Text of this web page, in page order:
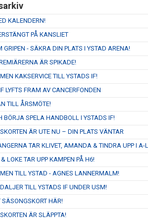
KALENDERN!
PÅ KANSLIET
GRIPEN - SÄKRA DIN PLATS I YSTAD ARENA!
ÄR SPIKADE!
KAKSERVICE TILL YSTADS IF!
LYFTS FRAM AV CANCERFONDEN
TILL ÅRSMÖTE!
BÖRJA SPELA HANDBOLL I YSTADS IF!
ÄR UTE NU – DIN PLATS VÄNTAR
TAR KLIVET, AMANDA & TINDRA UPP I A-
LOKE TAR UPP KAMPEN PÅ H6!
TILL YSTAD - AGNES LANNERMALM!
TILL YSTADS IF UNDER USM!
SÄSONGSKORT HÄR!
ÄR SLÄPPTA!